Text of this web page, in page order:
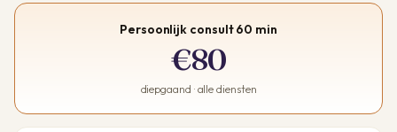
Persoonlijk consult 60 min
€80
diepgaand · alle diensten